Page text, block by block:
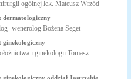
ogólnej lek. Mateusz Wrzód
dermatologiczny
wenerolog Bożena Seget
i ginekologii Tomasz